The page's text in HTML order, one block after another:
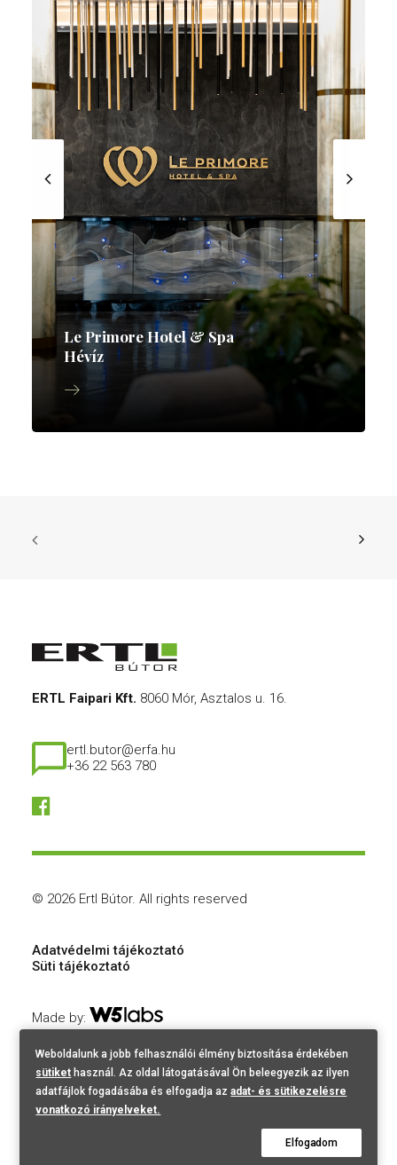
Le Primore Hotel & Spa
Hévíz
ERTL Faipari Kft. 8060 Mór, Asztalos u. 16.
ertl.butor@erfa.hu
+36 22 563 780
© 2026 Ertl Bútor. All rights reserved
Adatvédelmi tájékoztató
Süti tájékoztató
Made by:
Weboldalunk a jobb felhasználói élmény biztosítása érdekében
sütiket használ. Az oldal látogatásával Ön beleegyezik az ilyen
adatfájlok fogadásába és elfogadja azadat- és sütikezelésre
vonatkozó irányelveket.
Elfogadom